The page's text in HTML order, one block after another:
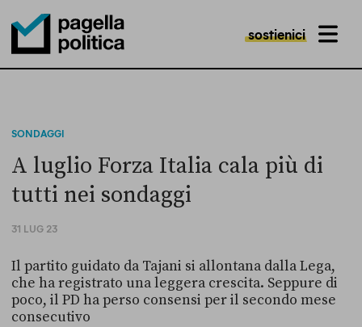
Pagella Politica Logo
sostienici MENU
SONDAGGI
A luglio Forza Italia cala più di
tutti nei sondaggi
31 LUG 23
Il partito guidato da Tajani si allontana dalla Lega,
che ha registrato una leggera crescita. Seppure di
poco, il PD ha perso consensi per il secondo mese
consecutivo